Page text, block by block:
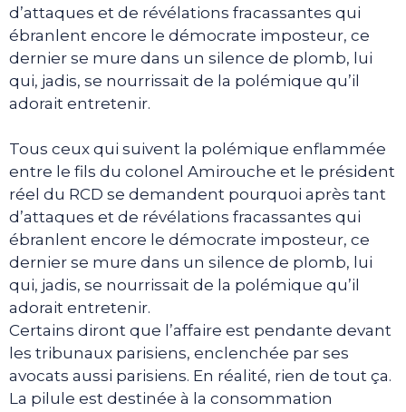
d’attaques et de révélations fracassantes qui
ébranlent encore le démocrate imposteur, ce
dernier se mure dans un silence de plomb, lui
qui, jadis, se nourrissait de la polémique qu’il
adorait entretenir.
Tous ceux qui suivent la polémique enflammée
entre le fils du colonel Amirouche et le président
réel du RCD se demandent pourquoi après tant
d’attaques et de révélations fracassantes qui
ébranlent encore le démocrate imposteur, ce
dernier se mure dans un silence de plomb, lui
qui, jadis, se nourrissait de la polémique qu’il
adorait entretenir.
Certains diront que l’affaire est pendante devant
les tribunaux parisiens, enclenchée par ses
avocats aussi parisiens. En réalité, rien de tout ça.
La pilule est destinée à la consommation